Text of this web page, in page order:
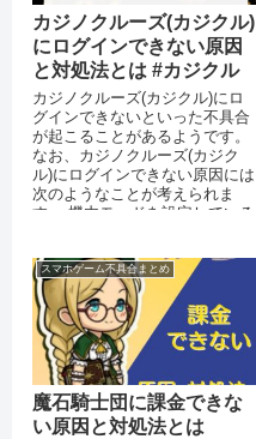
カジノクルーズ(カジクル)
にログインできない原因
と対処法とは #カジクル
カジノクルーズ(カジクル)にロ
グインできないといった不具合
が起こることがあるようです。
なお、カジノクルーズ(カジク
ル)にログインできない原因には
次のようなことが考えられま
す。 機内モードを設定している
スマホゲーム不具合まとめ
魔石騎士団に課金できな
い原因と対処法とは